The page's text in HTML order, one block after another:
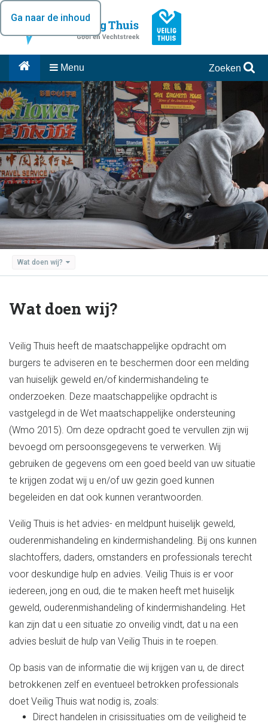
Ga naar de inhoud
Menu Zoeken
Wat doen wij?
Wat doen wij?
Veilig Thuis heeft de maatschappelijke opdracht om
burgers te adviseren en te beschermen door een melding
van huiselijk geweld en/of kindermishandeling te
onderzoeken. Deze maatschappelijke opdracht is
vastgelegd in de Wet maatschappelijke ondersteuning
(Wmo 2015). Om deze opdracht goed te vervullen zijn wij
bevoegd om persoonsgegevens te verwerken. Wij
gebruiken de gegevens om een goed beeld van uw situatie
te krijgen zodat wij u en/of uw gezin goed kunnen
begeleiden en dat ook kunnen verantwoorden.
Veilig Thuis is het advies- en meldpunt huiselijk geweld,
ouderenmishandeling en kindermishandeling. Bij ons kunnen
slachtoffers, daders, omstanders en professionals terecht
voor deskundige hulp en advies. Veilig Thuis is er voor
iedereen, jong en oud, die te maken heeft met huiselijk
geweld, ouderenmishandeling of kindermishandeling. Het
kan zijn dat u een situatie zo onveilig vindt, dat u na een
advies besluit de hulp van Veilig Thuis in te roepen.
Op basis van de informatie die wij krijgen van u, de direct
betrokkenen zelf en eventueel betrokken professionals
doet Veilig Thuis wat nodig is, zoals:
Direct handelen in crisissituaties om de veiligheid te